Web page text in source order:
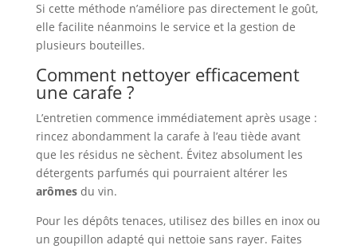
Si cette méthode n’améliore pas directement le goût,
elle facilite néanmoins le service et la gestion de
plusieurs bouteilles.
Comment nettoyer efficacement
une carafe ?
L’entretien commence immédiatement après usage :
rincez abondamment la carafe à l’eau tiède avant
que les résidus ne sèchent. Évitez absolument les
détergents parfumés qui pourraient altérer les
arômesdu vin.
Pour les dépôts tenaces, utilisez des billes en inox ou
un goupillon adapté qui nettoie sans rayer. Faites